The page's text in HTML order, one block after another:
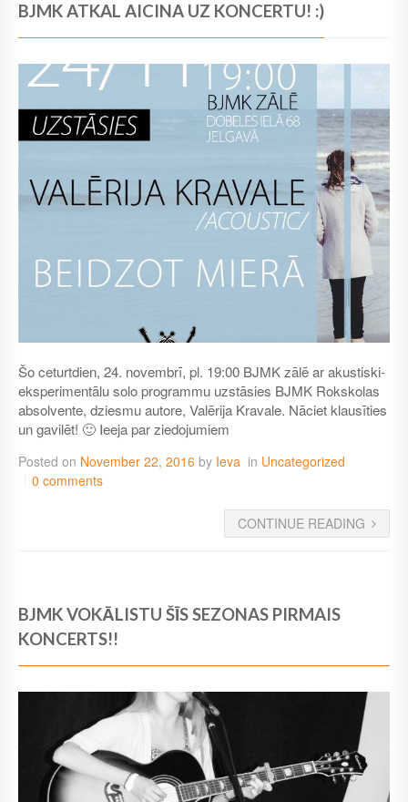
BJMK ATKAL AICINA UZ KONCERTU! :)
Šo ceturtdien, 24. novembrī, pl. 19:00 BJMK zālē ar akustiski-
eksperimentālu solo programmu uzstāsies BJMK Rokskolas
absolvente, dziesmu autore, Valērija Kravale. Nāciet klausīties
un gavilēt! 🙂 Ieeja par ziedojumiem
Posted on November 22, 2016 by Ieva in Uncategorized
0 comments
CONTINUE READING
BJMK VOKĀLISTU ŠĪS SEZONAS PIRMAIS
KONCERTS!!